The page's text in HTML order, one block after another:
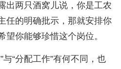
出两只酒窝儿说，你是工农
任的明确批示，那就安排你
望你能够珍惜这个岗位。
与“分配工作”有何不同，也